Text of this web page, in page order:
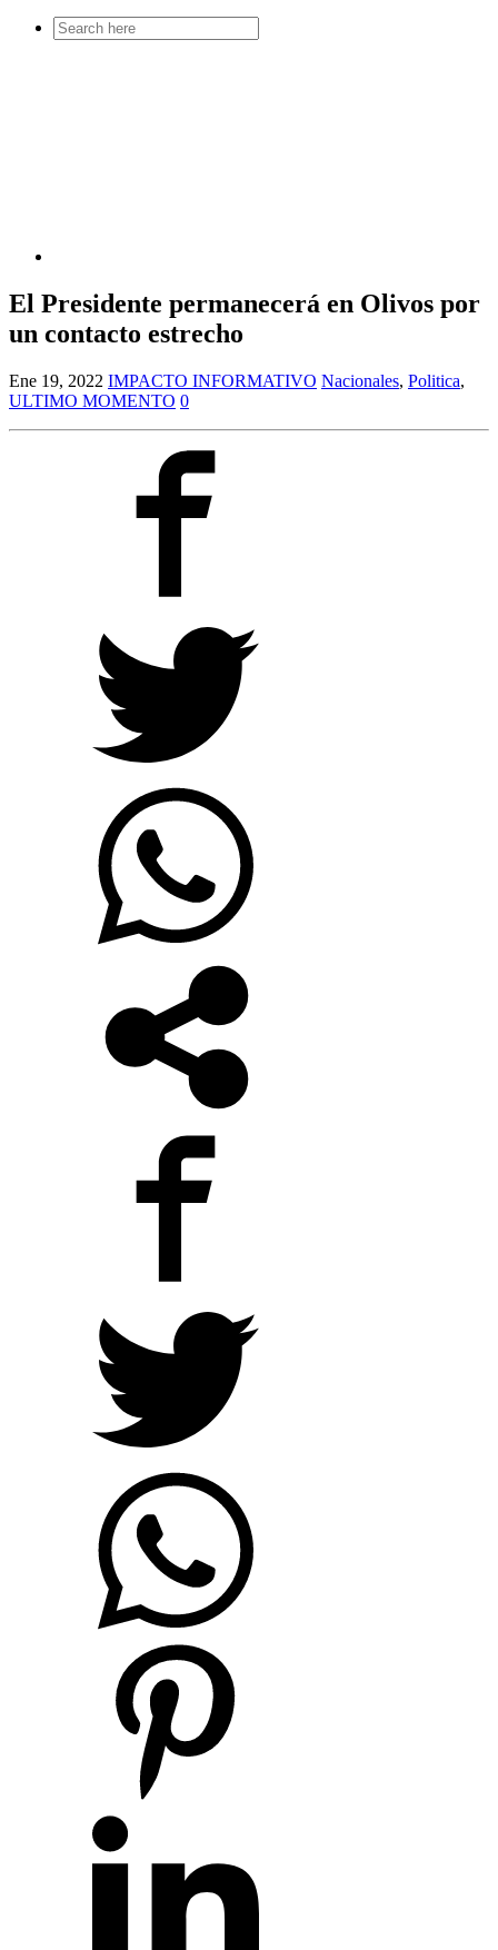
Search
for:
El Presidente permanecerá en Olivos por
un contacto estrecho
Ene 19, 2022 IMPACTO INFORMATIVO Nacionales, Politica,
ULTIMO MOMENTO 0